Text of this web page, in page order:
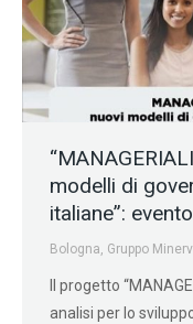
modelli di
italiane”:
Bologna, Gruppo
Il progetto
analisi per lo